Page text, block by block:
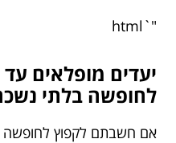
"`html
לחופשה בלתי
אם חשבתם לקפוץ